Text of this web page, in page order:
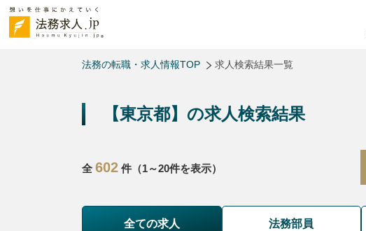
法務の転職・求人情報TOP 求人検索結果一覧
【東京都】の求人検索結果
全 602 件（1～20件を表示）
全ての求人 法務部員